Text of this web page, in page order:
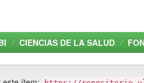
CIENCIAS DE LA SALUD